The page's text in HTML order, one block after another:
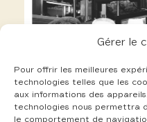
Gérer le
Pour offrir les meilleures
technologies telles que les
aux informations des
technologies nous permettra
le comportement de